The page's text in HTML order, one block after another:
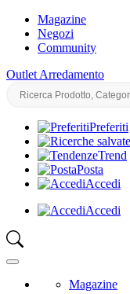
Magazine
Negozi
Community
Outlet Arredamento
Preferiti
Trend
Posta
Accedi
Accedi
Magazine